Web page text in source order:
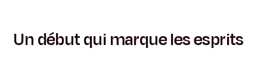
Un début qui marque les esprits